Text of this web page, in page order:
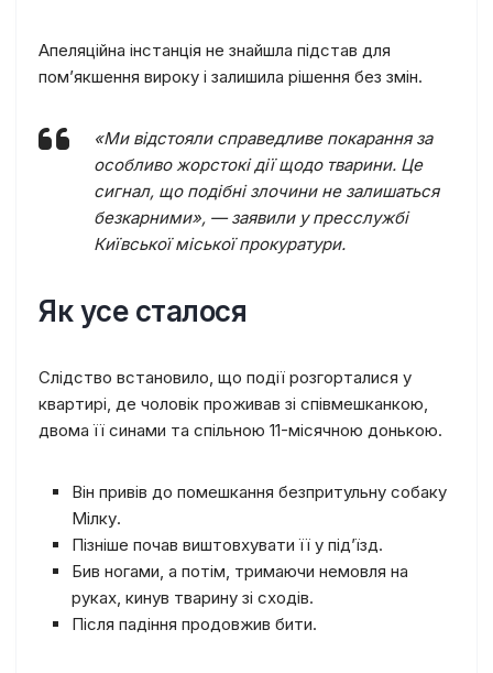
Апеляційна інстанція не знайшла підстав для
пом’якшення вироку і залишила рішення без змін.
«Ми відстояли справедливе покарання за
особливо жорстокі дії щодо тварини. Це
сигнал, що подібні злочини не залишаться
безкарними», — заявили у пресслужбі
Київської міської прокуратури.
Як усе сталося
Слідство встановило, що події розгорталися у
квартирі, де чоловік проживав зі співмешканкою,
двома її синами та спільною 11-місячною донькою.
Він привів до помешкання безпритульну собаку
Мілку.
Пізніше почав виштовхувати її у під’їзд.
Бив ногами, а потім, тримаючи немовля на
руках, кинув тварину зі сходів.
Після падіння продовжив бити.